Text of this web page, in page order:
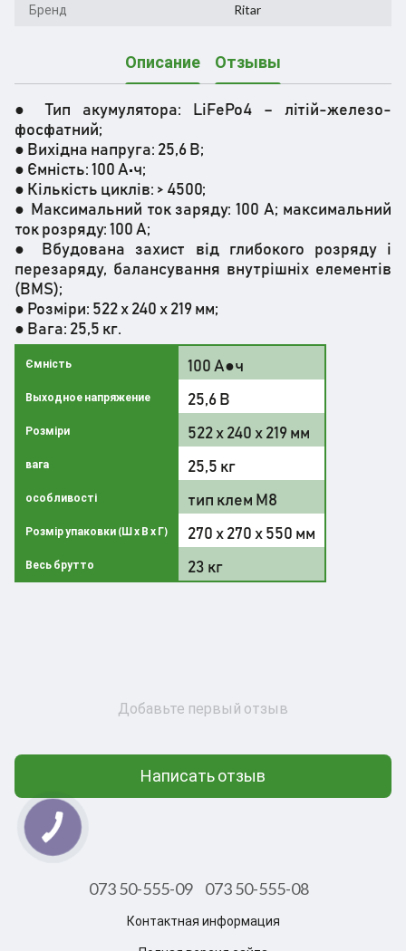
Бренд Ritar
Описание Отзывы
● Тип акумулятора: LiFePo4 – літій-железо-
фосфатний;
● Вихідна напруга: 25,6 В;
● Ємність: 100 А•ч;
● Кількість циклів: > 4500;
● Максимальний ток заряду: 100 ​​А; максимальний
ток розряду: 100 А;
● Вбудована захист від глибокого розряду і
перезаряду, балансування внутрішніх елементів
(BMS);
● Розміри: 522 х 240 х 219 мм;
● Вага: 25,5 кг.
Ємність 100 А●ч
Выходное напряжение 25,6 В
Розміри 522 х 240 х 219 мм
вага 25,5 кг
особливості тип клем M8
Розмір упаковки (Ш х В х Г) 270 х 270 х 550 мм
Весь брутто 23 кг
Добавьте первый отзыв
Написать отзыв
073 50-555-09 073 50-555-08
Контактная информация